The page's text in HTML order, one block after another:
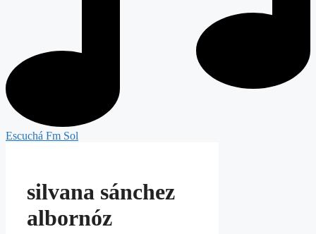
Escuchá Fm Sol
silvana sánchez
albornóz